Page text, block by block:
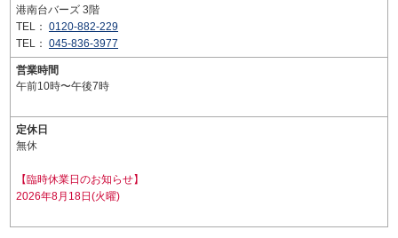
港南台バーズ 3階
TEL： 0120-882-229
TEL： 045-836-3977
営業時間
午前10時〜午後7時
定休日
無休
【臨時休業日のお知らせ】
2026年8月18日(火曜)